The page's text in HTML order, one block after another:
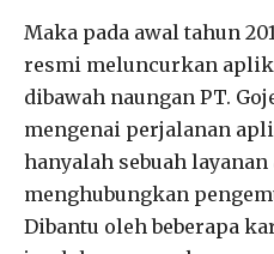
Maka pada awal tahun
resmi meluncurkan
dibawah naungan PT.
mengenai perjalanan
hanyalah sebuah layanan
menghubungkan
Dibantu oleh beberapa